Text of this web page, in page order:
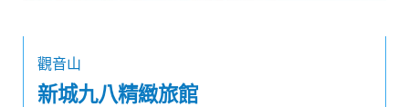
觀音山
新城九八精緻旅館